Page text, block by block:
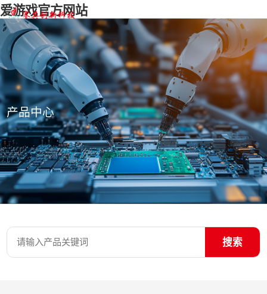
爱游戏官方网站
产品中心
搜索